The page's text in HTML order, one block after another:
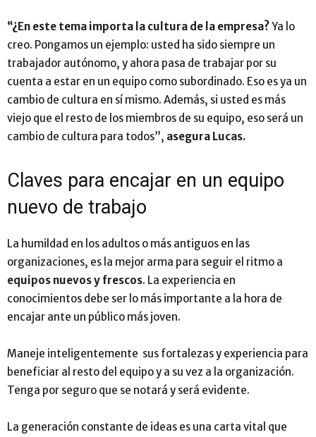
“¿En este tema importa la cultura de la empresa?Ya lo
creo. Pongamos un ejemplo: usted ha sido siempre un
trabajador autónomo, y ahora pasa de trabajar por su
cuenta a estar en un equipo como subordinado. Eso es ya un
cambio de cultura en sí mismo. Además, si usted es más
viejo que el resto de los miembros de su equipo, eso será un
cambio de cultura para todos”, asegura Lucas.
Claves para encajar en un equipo
nuevo de trabajo
La humildad en los adultos o más antiguos en las
organizaciones, es la mejor arma para seguir el ritmo a
equipos nuevos y frescos. La experiencia en
conocimientos debe ser lo más importante a la hora de
encajar ante un público más joven.
Maneje inteligentemente sus fortalezas y experiencia para
beneficiar al resto del equipo y a su vez a la organización.
Tenga por seguro que se notará y será evidente.
La generación constante de ideas es una carta vital que